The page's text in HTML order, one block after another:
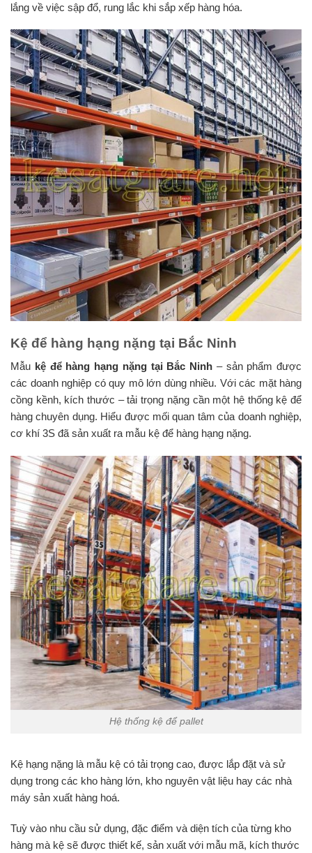
lắng về việc sập đổ, rung lắc khi sắp xếp hàng hóa.
Kệ để hàng hạng nặng tại Bắc Ninh
Mẫu kệ để hàng hạng nặng tại Bắc Ninh – sản phẩm được
các doanh nghiệp có quy mô lớn dùng nhiều. Với các mặt hàng
cồng kềnh, kích thước – tải trọng nặng cần một hệ thống kệ để
hàng chuyên dụng. Hiểu được mối quan tâm của doanh nghiệp,
cơ khí 3S đã sản xuất ra mẫu kệ để hàng hạng nặng.
Hệ thống kệ để pallet
Kệ hạng nặng là mẫu kệ có tải trọng cao, được lắp đặt và sử
dụng trong các kho hàng lớn, kho nguyên vật liệu hay các nhà
máy sản xuất hàng hoá.
Tuỳ vào nhu cầu sử dụng, đặc điểm và diện tích của từng kho
hàng mà kệ sẽ được thiết kế, sản xuất với mẫu mã, kích thước